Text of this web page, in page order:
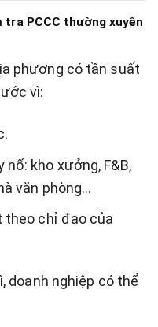
PCCC thường xuyên
phương có tần suất
vì:
kho xưởng, F&B,
văn phòng…
chỉ đạo của
doanh nghiệp có thể